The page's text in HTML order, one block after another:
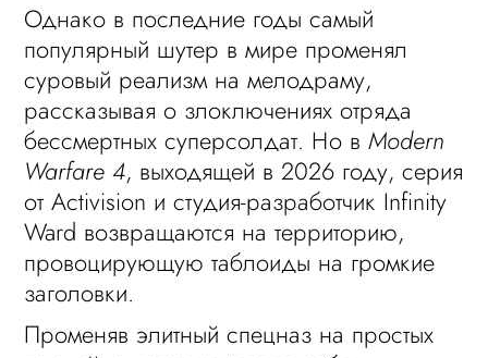
Однако в последние годы самый
популярный шутер в мире променял
суровый реализм на мелодраму,
рассказывая о злоключениях отряда
бессмертных суперсолдат. Но вModern
Warfare 4, выходящей в 2026 году, серия
от Activision и студия-разработчик Infinity
Ward возвращаются на территорию,
провоцирующую таблоиды на громкие
заголовки.
Променяв элитный спецназ на простых